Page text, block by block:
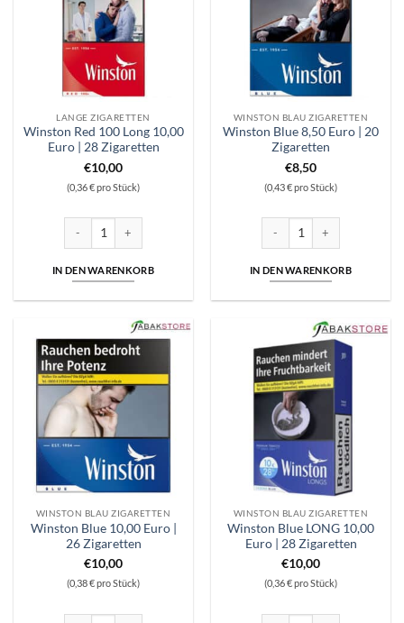
LANGE ZIGARETTEN
Winston Red 100 Long 10,00
Euro | 28 Zigaretten
€10,00
(0,36 € pro Stück)
Winston Red 100 Long 10,00 Euro | 28 Zigaretten Menge
IN DEN WARENKORB
WINSTON BLAU ZIGARETTEN
Winston Blue 8,50 Euro | 20
Zigaretten
€8,50
(0,43 € pro Stück)
Winston Blue 8,50 Euro | 20
IN DEN WARENKORB
WINSTON BLAU ZIGARETTEN
Winston Blue 10,00 Euro |
26 Zigaretten
€10,00
(0,38 € pro Stück)
WINSTON BLAU ZIGARETTEN
Winston Blue LONG 10,00
Euro | 28 Zigaretten
€10,00
(0,36 € pro Stück)